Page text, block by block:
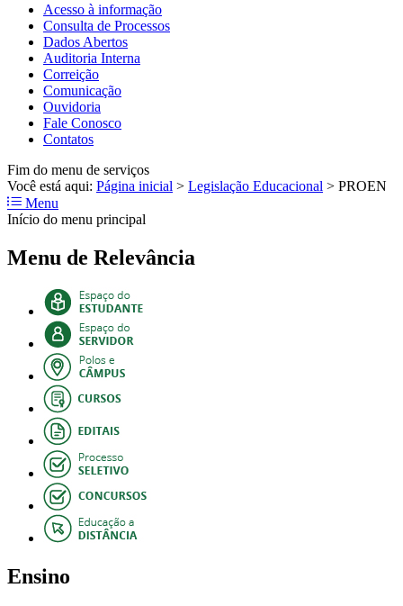
Acesso à informação
Consulta de Processos
Dados Abertos
Auditoria Interna
Correição
Comunicação
Ouvidoria
Fale Conosco
Contatos
Fim do menu de serviços
Você está aqui: Página inicial > Legislação Educacional > PROEN
Menu
Início do menu principal
Menu de Relevância
Ensino